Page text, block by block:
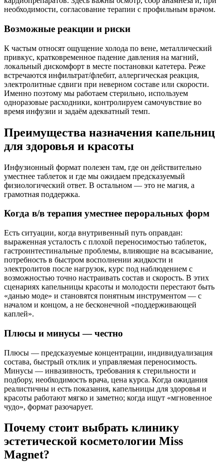
необходимости, согласование терапии с профильным врачом.
Возможные реакции и риски
К частым относят ощущение холода по вене, металлический
привкус, кратковременное падение давления на магний,
локальный дискомфорт в месте постановки катетера. Реже
встречаются инфильтрат/флебит, аллергическая реакция,
электролитные сдвиги при неверном составе или скорости.
Именно поэтому мы работаем стерильно, используем
одноразовые расходники, контролируем самочувствие во
время инфузии и задаём адекватный темп.
Преимущества назначения капельниц
для здоровья и красоты
Инфузионный формат полезен там, где он действительно
уместнее таблеток и где мы ожидаем предсказуемый
физиологический ответ. В остальном — это не магия, а
грамотная поддержка.
Когда в/в терапия уместнее пероральных форм
Есть ситуации, когда внутривенный путь оправдан:
выраженная усталость с плохой переносимостью таблеток,
гастроинтестинальные проблемы, влияющие на всасывание,
потребность в быстром восполнении жидкости и
электролитов после нагрузок, курс под наблюдением с
возможностью точно настраивать состав и скорость. В этих
сценариях капельницы красоты и молодости перестают быть
«данью моде» и становятся понятным инструментом — с
началом и концом, а не бесконечной «поддерживающей
каплей».
Плюсы и минусы — честно
Плюсы — предсказуемые концентрации, индивидуализация
состава, быстрый отклик и управляемая переносимость.
Минусы — инвазивность, требования к стерильности и
подбору, необходимость врача, цена курса. Когда ожидания
реалистичны и есть показания, капельницы для здоровья и
красоты работают мягко и заметно; когда ищут «мгновенное
чудо», формат разочарует.
Почему стоит выбрать клинику
эстетической косметологии Miss
Magnet?